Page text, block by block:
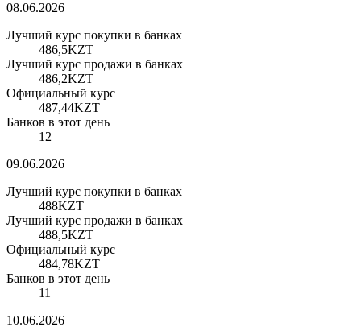
08.06.2026
Лучший курс покупки в банках
486,5KZT
Лучший курс продажи в банках
486,2KZT
Официальный курс
487,44KZT
Банков в этот день
12
09.06.2026
Лучший курс покупки в банках
488KZT
Лучший курс продажи в банках
488,5KZT
Официальный курс
484,78KZT
Банков в этот день
11
10.06.2026